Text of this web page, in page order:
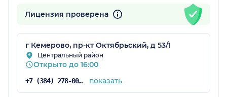
Лицензия проверена
г Кемерово, пр-кт Октябрьский, д 53/1
Центральный район
Открыто до 16:00
+7 (384) 278-00-70 показать